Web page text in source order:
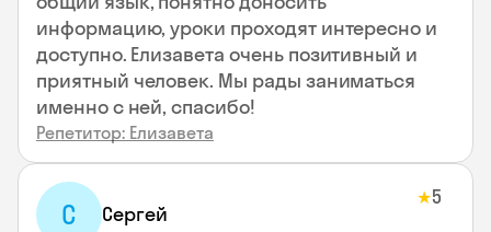
информацию, уроки проходят интересно и
доступно. Елизавета очень позитивный и
приятный человек. Мы рады заниматься
именно с ней, спасибо!
Репетитор: Елизавета
С Сергей
★5